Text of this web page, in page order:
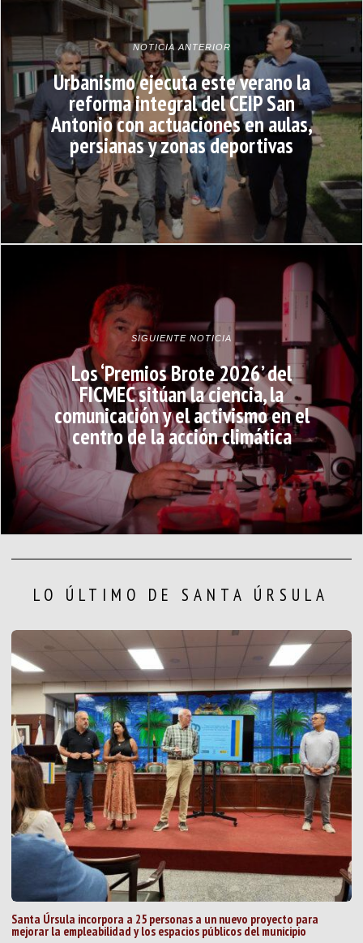
NOTICIA ANTERIOR
Urbanismo ejecuta este verano la
reforma integral del CEIP San
Antonio con actuaciones en aulas,
persianas y zonas deportivas
SIGUIENTE NOTICIA
Los ‘Premios Brote 2026’ del
FICMEC sitúan la ciencia, la
comunicación y el activismo en el
centro de la acción climática
LO ÚLTIMO DE SANTA ÚRSULA
Santa Úrsula incorpora a 25 personas a un nuevo proyecto para
mejorar la empleabilidad y los espacios públicos del municipio